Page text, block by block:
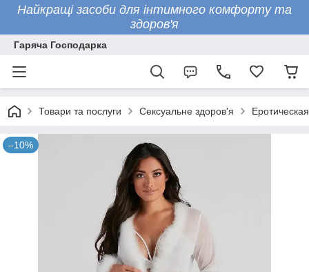
Найкращі засоби для інтимного комфорту та
здоров'я
Гаряча Господарка
Товари та послуги Сексуальне здоров'я
–10%